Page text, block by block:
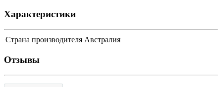
Характеристики
Страна производителя Австралия
Отзывы